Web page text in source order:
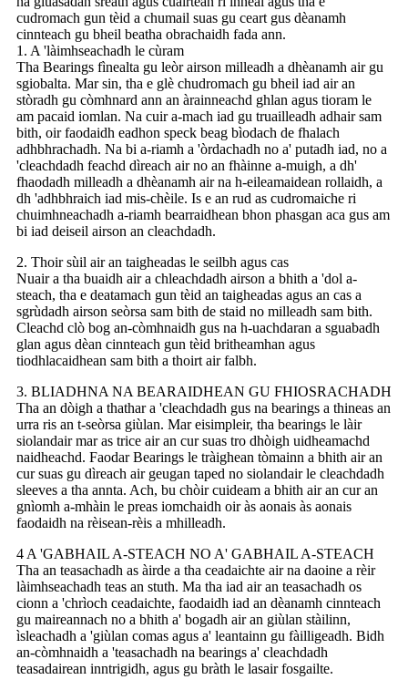
cudromach gun tèid a chumail suas gu ceart gus dèanamh
cinnteach gu bheil beatha obrachaidh fada ann.
1. A 'làimhseachadh le cùram
Tha Bearings fìnealta gu leòr airson milleadh a dhèanamh air gu
sgiobalta. Mar sin, tha e glè chudromach gu bheil iad air an
stòradh gu còmhnard ann an àrainneachd ghlan agus tioram le
am pacaid iomlan. Na cuir a-mach iad gu truailleadh adhair sam
bith, oir faodaidh eadhon speck beag bìodach de fhalach
adhbhrachadh. Na bi a-riamh a 'òrdachadh no a' putadh iad, no a
'cleachdadh feachd dìreach air no an fhàinne a-muigh, a dh'
fhaodadh milleadh a dhèanamh air na h-eileamaidean rollaidh, a
dh 'adhbhraich iad mis-chèile. Is e an rud as cudromaiche ri
chuimhneachadh a-riamh bearraidhean bhon phasgan aca gus am
bi iad deiseil airson an cleachdadh.
2. Thoir sùil air an taigheadas le seilbh agus cas
Nuair a tha buaidh air a chleachdadh airson a bhith a 'dol a-
steach, tha e deatamach gun tèid an taigheadas agus an cas a
sgrùdadh airson seòrsa sam bith de staid no milleadh sam bith.
Cleachd clò bog an-còmhnaidh gus na h-uachdaran a sguabadh
glan agus dèan cinnteach gun tèid britheamhan agus
tiodhlacaidhean sam bith a thoirt air falbh.
3. BLIADHNA NA BEARAIDHEAN GU FHIOSRACHADH
Tha an dòigh a thathar a 'cleachdadh gus na bearings a thineas an
urra ris an t-seòrsa giùlan. Mar eisimpleir, tha bearings le làir
siolandair mar as trice air an cur suas tro dhòigh uidheamachd
naidheachd. Faodar Bearings le tràighean tòmainn a bhith air an
cur suas gu dìreach air geugan taped no siolandair le cleachdadh
sleeves a tha annta. Ach, bu chòir cuideam a bhith air an cur an
gnìomh a-mhàin le preas iomchaidh oir às aonais às aonais
faodaidh na rèisean-rèis a mhilleadh.
4 A 'GABHAIL A-STEACH NO A' GABHAIL A-STEACH
Tha an teasachadh as àirde a tha ceadaichte air na daoine a rèir
làimhseachadh teas an stuth. Ma tha iad air an teasachadh os
cionn a 'chrìoch ceadaichte, faodaidh iad an dèanamh cinnteach
gu maireannach no a bhith a' bogadh air an giùlan stàilinn,
ìsleachadh a 'giùlan comas agus a' leantainn gu fàilligeadh. Bidh
an-còmhnaidh a 'teasachadh na bearings a' cleachdadh
teasadairean inntrigidh, agus gu bràth le lasair fosgailte.